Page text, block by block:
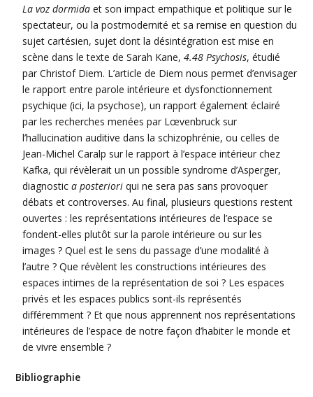
La voz dormida et son impact empathique et politique sur le
spectateur, ou la postmodernité et sa remise en question du
sujet cartésien, sujet dont la désintégration est mise en
scène dans le texte de Sarah Kane,4.48 Psychosis, étudié
par Christof Diem. L’article de Diem nous permet d’envisager
le rapport entre parole intérieure et dysfonctionnement
psychique (ici, la psychose), un rapport également éclairé
par les recherches menées par Lœvenbruck sur
l’hallucination auditive dans la schizophrénie, ou celles de
Jean-Michel Caralp sur le rapport à l’espace intérieur chez
Kafka, qui révèlerait un un possible syndrome d’Asperger,
diagnostica posteriori qui ne sera pas sans provoquer
débats et controverses. Au final, plusieurs questions restent
ouvertes : les représentations intérieures de l’espace se
fondent-elles plutôt sur la parole intérieure ou sur les
images ? Quel est le sens du passage d’une modalité à
l’autre ? Que révèlent les constructions intérieures des
espaces intimes de la représentation de soi ? Les espaces
privés et les espaces publics sont-ils représentés
différemment ? Et que nous apprennent nos représentations
intérieures de l’espace de notre façon d’habiter le monde et
de vivre ensemble ?
Bibliographie